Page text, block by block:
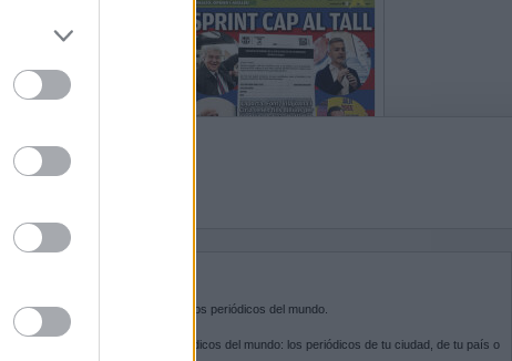
Kiosko.netes la puerta de entrada a los periódicos del mundo.
Navega por las portadas de los periódicos del mundo: los periódicos de tu ciudad, de tu país o